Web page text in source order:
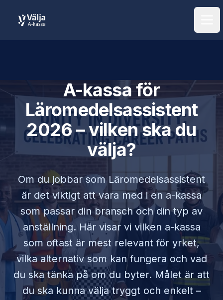
A-kassa för
Läromedelsassistent
2026 – vilken ska du
välja?
Om du jobbar som Läromedelsassistent
är det viktigt att vara med i en a-kassa
som passar din bransch och din typ av
anställning. Här visar vi vilken a-kassa
som oftast är mest relevant för yrket,
vilka alternativ som kan fungera och vad
du ska tänka på om du byter. Målet är att
du ska kunna välja tryggt och enkelt –